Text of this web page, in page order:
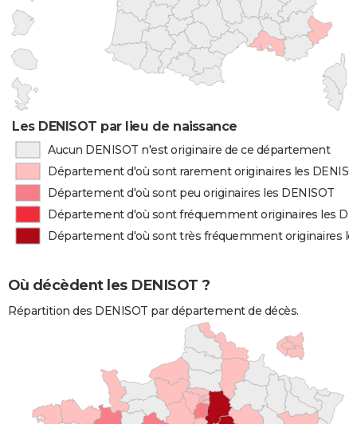
Les DENISOT par lieu de naissance
Aucun DENISOT n'est originaire de ce département
Département d'où sont rarement originaires les
Département d'où sont peu originaires les DENISOT
Département d'où sont fréquemment originaires les
Département d'où sont très fréquemment originaires
Où décèdent les DENISOT ?
Répartition des DENISOT par département de décès.